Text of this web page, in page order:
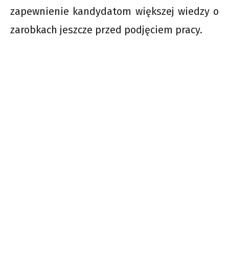
zapewnienie kandydatom większej wiedzy o
zarobkach jeszcze przed podjęciem pracy.